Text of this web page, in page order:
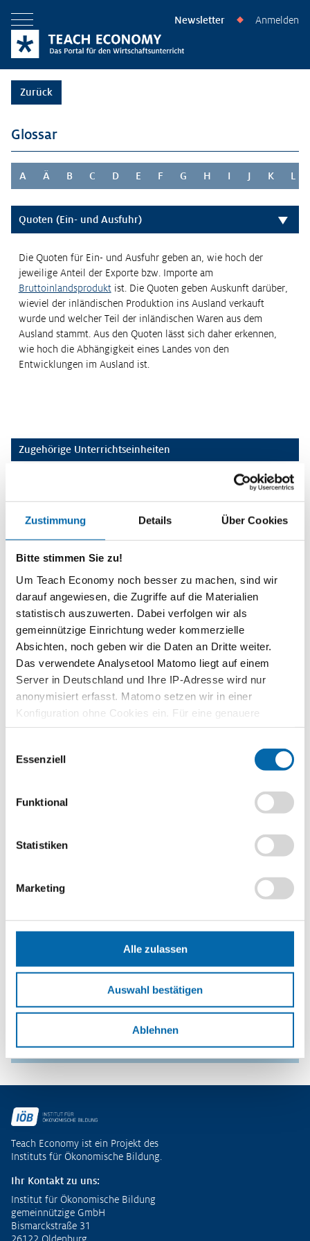
Zustimmung Details Über Cookies
Bitte stimmen Sie zu!
Um Teach Economy noch besser zu machen, sind wir
darauf angewiesen, die Zugriffe auf die Materialien
statistisch auszuwerten. Dabei verfolgen wir als
gemeinnützige Einrichtung weder kommerzielle
Absichten, noch geben wir die Daten an Dritte weiter.
Das verwendete Analysetool Matomo liegt auf einem
Server in Deutschland und Ihre IP-Adresse wird nur
anonymisiert erfasst. Matomo setzen wir in einer
Konfiguration ohne Cookies ein. Für eine genauere
Analyse bitte wir Sie, auch den optional wählbaren
Essenziell
Funktional
Statistiken
Marketing
Alle zulassen
Auswahl bestätigen
Ablehnen
Menü öffnen Newsletter ◆ Anmelden
Zurück
Glossar
A Ä B C D E F G H I J K L
Quoten (Ein- und Ausfuhr)
Die Quoten für Ein- und Ausfuhr geben an, wie hoch der
jeweilige Anteil der Exporte bzw. Importe am
Bruttoinlandsprodukt ist. Die Quoten geben Auskunft darüber,
wieviel der inländischen Produktion ins Ausland verkauft
wurde und welcher Teil der inländischen Waren aus dem
Ausland stammt. Aus den Quoten lässt sich daher erkennen,
wie hoch die Abhängigkeit eines Landes von den
Entwicklungen im Ausland ist.
Zugehörige Unterrichtseinheiten
Welthandel: Freihandel oder besser doch
neuen Präsidenten Donald Trump Einreiseverbote für Millionen
Menschen bestimmter Nationalität durchzusetzen versucht. Nein,
auch auße…
Planspiele
Spielerisch wirtschaftliche
Zusammenhänge erfahren und
verstehen – mit den Planspielen
Lehrvideos für Lehrkräfte
Ökonomische Modelle in 30 Minuten
verstehen – entdecken Sie unser
Unternehmerisch Denken und Handeln
Zu den Publikationen
Teach Economy ist ein Projekt des
Instituts für Ökonomische Bildung.
Ihr Kontakt zu uns:
Institut für Ökonomische Bildung
gemeinnützige GmbH
Bismarckstraße 31
26122 Oldenburg